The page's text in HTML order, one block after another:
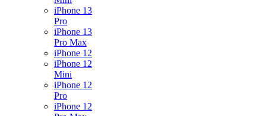
iPhone 13
Pro
iPhone 13
Pro Max
iPhone 12
iPhone 12
Mini
iPhone 12
Pro
iPhone 12